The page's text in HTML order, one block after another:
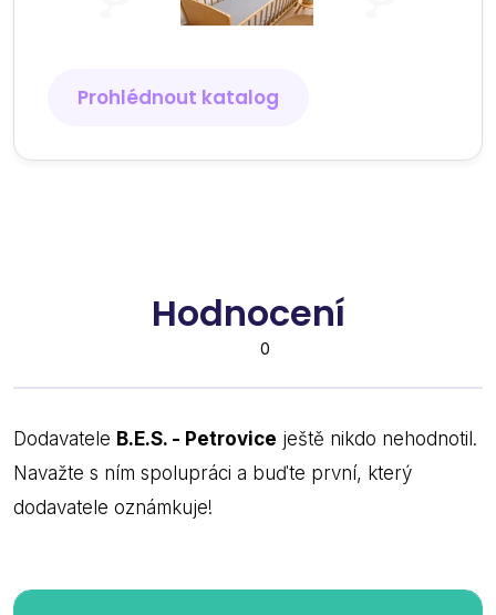
Prohlédnout katalog
Hodnocení
0
Dodavatele B.E.S. - Petrovice ještě nikdo nehodnotil.
Navažte s ním spolupráci a buďte první, který
dodavatele oznámkuje!